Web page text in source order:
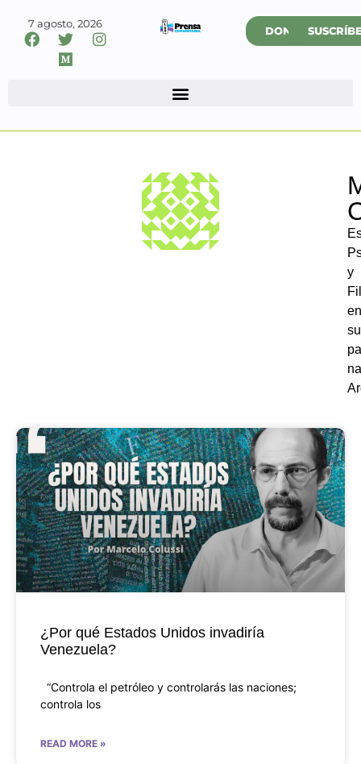
7 agosto, 2026
DONAR
y
en
su
¿Por qué Estados Unidos invadiría
Venezuela?
“Controla el petróleo y controlarás las naciones;
controla los
READ MORE »